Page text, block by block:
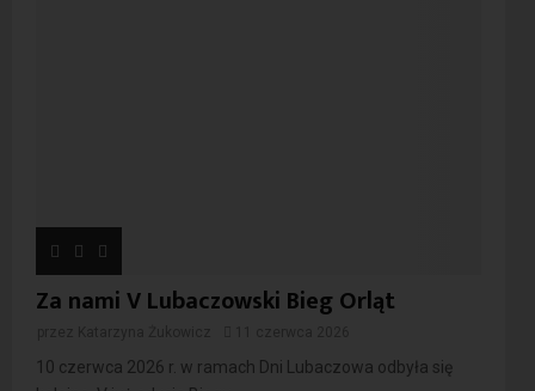
Za nami V Lubaczowski Bieg Orląt
10 czerwca 2026 r. w ramach Dni Lubaczowa odbyła się